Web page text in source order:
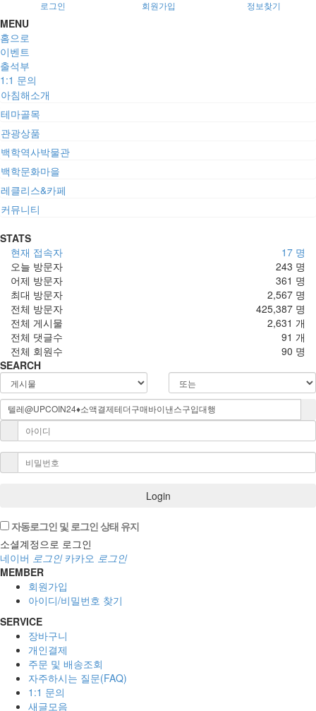
로그인 회원가입 정보찾기
MENU
홈으로
이벤트
출석부
1:1 문의
아침해소개
테마골목
관광상품
백학역사박물관
백학문화마을
레클리스&카페
커뮤니티
STATS
17 명
현재 접속자
243 명
오늘 방문자
361 명
어제 방문자
2,567 명
최대 방문자
425,387 명
전체 방문자
2,631 개
전체 게시물
91 개
전체 댓글수
90 명
전체 회원수
SEARCH
Login
자동로그인 및 로그인 상태 유지
소셜계정으로 로그인
네이버 로그인 카카오 로그인
MEMBER
회원가입
아이디/비밀번호 찾기
SERVICE
장바구니
개인결제
주문 및 배송조회
자주하시는 질문(FAQ)
1:1 문의
새글모음